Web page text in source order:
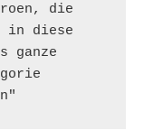
die
in diese
ganze